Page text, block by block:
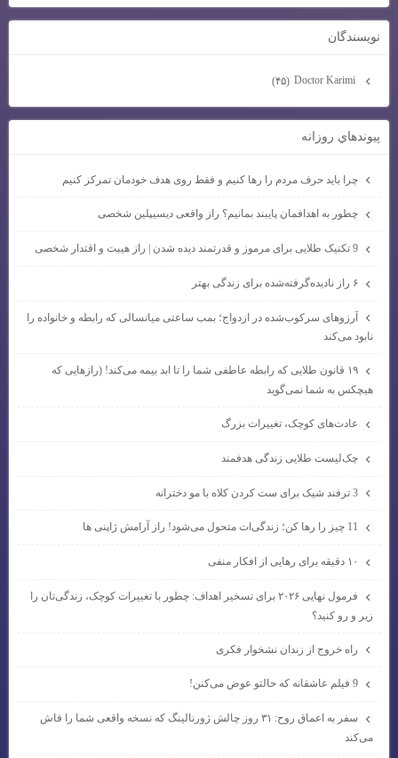
نويسندگان
(۴۵)
پيوندهاي روزانه
چرا باید حرف مردم را رها کنیم و فقط روی هدف خودمان تمرکز کنیم
چطور به اهدافمان پایبند بمانیم؟ راز واقعی دیسیپلین شخصی
9 تکنیک طلایی برای مرموز و قدرتمند دیده شدن | راز هیبت و اقتدار شخصی
۶ راز نادیده‌گرفته‌شده برای زندگی بهتر
آرزوهای سرکوب‌شده در ازدواج؛ بمب ساعتی میانسالی که رابطه و خانواده را
نابود می‌کند
۱۹ قانون طلایی که رابطه عاطفی شما را تا ابد بیمه می‌کند! (رازهایی که
هیچکس به شما نمی‌گوید
عادت‌های کوچک، تغییرات بزرگ
چک‌لیست طلایی زندگی هدفمند
3 ترفند شیک برای ست کردن کلاه با مو دخترانه
11 چیز را رها کن؛ زندگی‌ات متحول می‌شود! راز آرامش ژاپنی ها
۱۰ دقیقه برای رهایی از افکار منفی
فرمول نهایی ۲۰۲۶ برای تسخیر اهداف: چطور با تغییرات کوچک، زندگی‌تان را
زیر و رو کنید؟
راه خروج از زندان نشخوار فکری
9 فیلم عاشقانه که حالتو عوض می‌کنن!
سفر به اعماق روح: ۳۱ روز چالش ژورنالینگ که نسخه واقعی شما را فاش
می‌کند